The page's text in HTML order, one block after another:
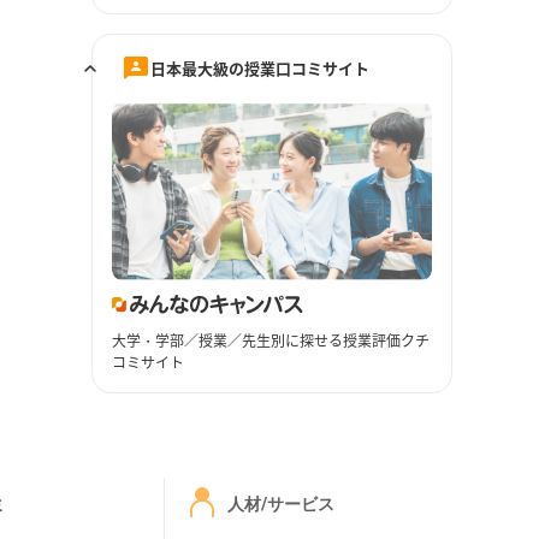
日本最大級の授業口コミサイト
大学・学部／授業／先生別に探せる授業評価クチ
コミサイト
人材/サービス